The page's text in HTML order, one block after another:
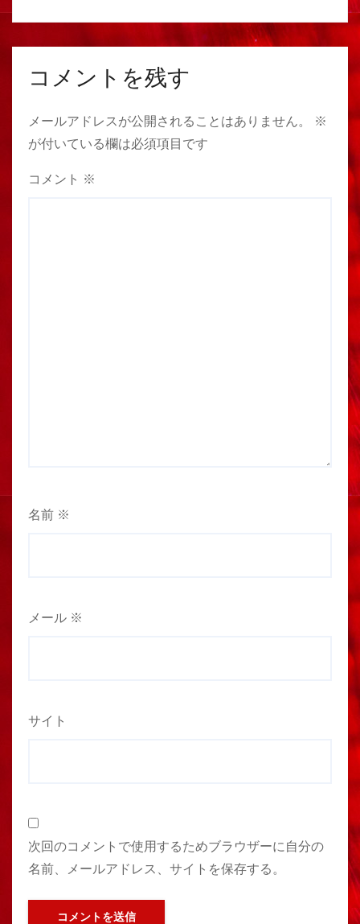
コメントを残す
メールアドレスが公開されることはありません。
※
が付いている欄は必須項目です
コメント ※
名前 ※
メール ※
サイト
次回のコメントで使用するためブラウザーに自分の
名前、メールアドレス、サイトを保存する。